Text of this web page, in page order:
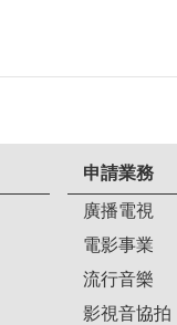
申請業務
廣播電視
電影事業
流行音樂
影視音協拍